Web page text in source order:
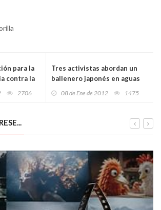
para la
contra la
2706
Tres activistas abordan un
ballenero japonés en aguas
08 de Ene de 2012 1475